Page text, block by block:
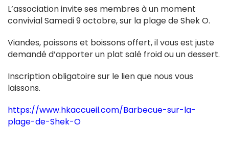
L’association invite ses membres à un moment
convivial Samedi 9 octobre, sur la plage de Shek O.
Viandes, poissons et boissons offert, il vous est juste
demandé d’apporter un plat salé froid ou un dessert.
Inscription obligatoire sur le lien que nous vous
laissons.
https://www.hkaccueil.com/Barbecue-sur-la-
plage-de-Shek-O